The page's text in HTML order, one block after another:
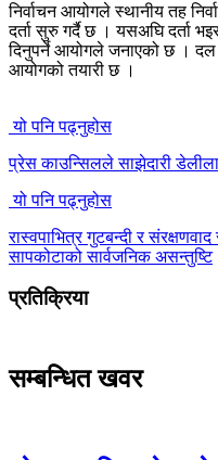
निर्वाचन आयोगले स्थानीय तह
दर्ता सुरु गर्दै छ । यसअघि दर्ता
दिनुपर्ने आयोगले जनाएको छ । दल
आयोगको तयारी छ ।
यो पनि पढ्नुहोस
प्रेस काउन्सिलले साझेदारी
यो पनि पढ्नुहोस
रास्वपाभित्र गुटबन्दी र
सापकोटाको सार्वजनिक असन्तुष्टि
प्रतिक्रिया
सम्बन्धित खवर